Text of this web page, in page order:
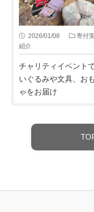
2026/01/08
寄付
紹介
チャリティイベント
いぐるみや文具、お
ゃをお届け